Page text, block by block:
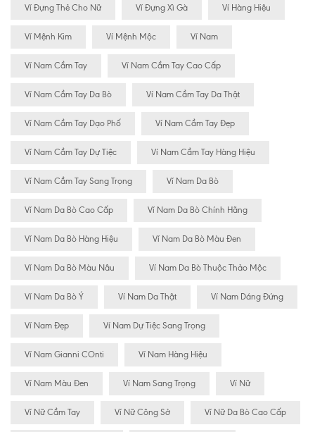
Ví Đựng Thẻ Cho Nữ Ví Đựng Xì Gà Ví Hàng Hiệu
Ví Mệnh Kim Ví Mệnh Mộc Ví Nam
Ví Nam Cầm Tay Ví Nam Cầm Tay Cao Cấp
Ví Nam Cầm Tay Da Bò Ví Nam Cầm Tay Da Thật
Ví Nam Cầm Tay Dạo Phố Ví Nam Cầm Tay Đẹp
Ví Nam Cầm Tay Dự Tiệc Ví Nam Cầm Tay Hàng Hiệu
Ví Nam Cầm Tay Sang Trọng Ví Nam Da Bò
Ví Nam Da Bò Cao Cấp Ví Nam Da Bò Chính Hãng
Ví Nam Da Bò Hàng Hiệu Ví Nam Da Bò Màu Đen
Ví Nam Da Bò Màu Nâu Ví Nam Da Bò Thuộc Thảo Mộc
Ví Nam Da Bò Ý Ví Nam Da Thật Ví Nam Dáng Đứng
Ví Nam Đẹp Ví Nam Dự Tiệc Sang Trọng
Ví Nam Gianni COnti Ví Nam Hàng Hiệu
Ví Nam Màu Đen Ví Nam Sang Trọng Ví Nữ
Ví Nữ Cầm Tay Ví Nữ Công Sở Ví Nữ Da Bò Cao Cấp